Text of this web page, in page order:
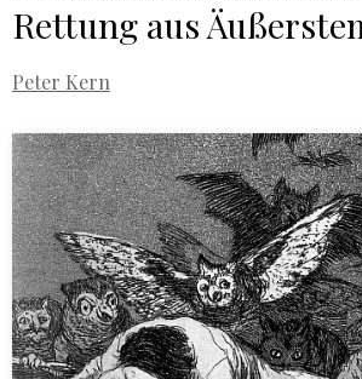
Rettung aus
Peter Kern